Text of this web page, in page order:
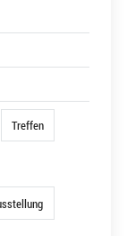
Treffen